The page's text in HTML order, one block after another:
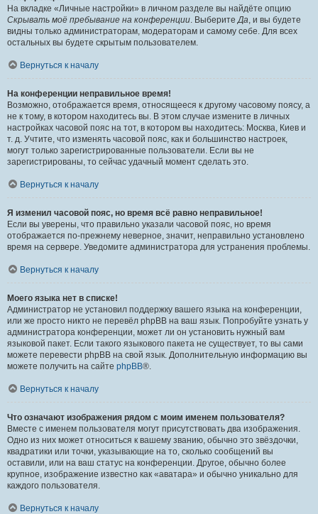
На вкладке «Личные настройки» в личном разделе вы найдёте опцию
Скрывать моё пребывание на конференции. ВыберитеДа, и вы будете
видны только администраторам, модераторам и самому себе. Для всех
остальных вы будете скрытым пользователем.
Вернуться к началу
На конференции неправильное время!
Возможно, отображается время, относящееся к другому часовому поясу, а
не к тому, в котором находитесь вы. В этом случае измените в личных
настройках часовой пояс на тот, в котором вы находитесь: Москва, Киев и
т. д. Учтите, что изменять часовой пояс, как и большинство настроек,
могут только зарегистрированные пользователи. Если вы не
зарегистрированы, то сейчас удачный момент сделать это.
Вернуться к началу
Я изменил часовой пояс, но время всё равно неправильное!
Если вы уверены, что правильно указали часовой пояс, но время
отображается по-прежнему неверное, значит, неправильно установлено
время на сервере. Уведомите администратора для устранения проблемы.
Вернуться к началу
Моего языка нет в списке!
Администратор не установил поддержку вашего языка на конференции,
или же просто никто не перевёл phpBB на ваш язык. Попробуйте узнать у
администратора конференции, может ли он установить нужный вам
языковой пакет. Если такого языкового пакета не существует, то вы сами
можете перевести phpBB на свой язык. Дополнительную информацию вы
можете получить на сайте phpBB®.
Вернуться к началу
Что означают изображения рядом с моим именем пользователя?
Вместе с именем пользователя могут присутствовать два изображения.
Одно из них может относиться к вашему званию, обычно это звёздочки,
квадратики или точки, указывающие на то, сколько сообщений вы
оставили, или на ваш статус на конференции. Другое, обычно более
крупное, изображение известно как «аватара» и обычно уникально для
каждого пользователя.
Вернуться к началу